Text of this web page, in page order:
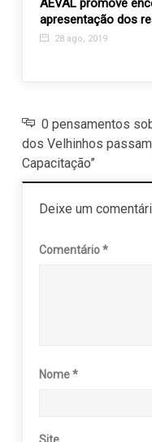
AEVAL promove
apresentação dos
28 ago, 2019
0 pensamentos
dos Velhinhos
Capacitação”
Deixe um
Comentário*
Nome*